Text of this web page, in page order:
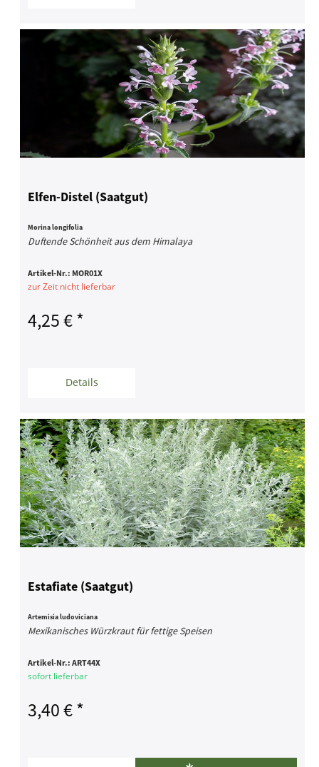
Elfen-Distel (Saatgut)
Morina longifolia
Duftende Schönheit aus dem Himalaya
Artikel-Nr.: MOR01X
zur Zeit nicht lieferbar
4,25 € *
Details
Estafiate (Saatgut)
Artemisia ludoviciana
Mexikanisches Würzkraut für fettige Speisen
Artikel-Nr.:ART44X
sofort lieferbar
3,40 € *